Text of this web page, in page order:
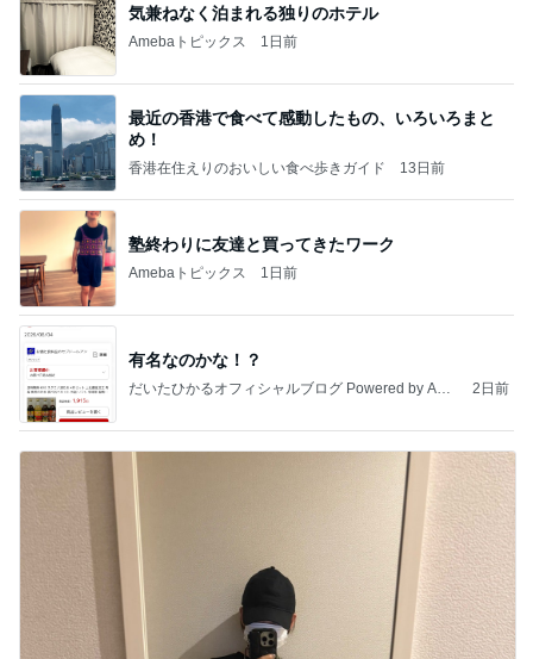
気兼ねなく泊まれる独りのホテル
Amebaトピックス 1日前
最近の香港で食べて感動したもの、いろいろまと
め！
香港在住えりのおいしい食べ歩きガイド 13日前
塾終わりに友達と買ってきたワーク
Amebaトピックス 1日前
有名なのかな！？
だいたひかるオフィシャルブログ Powered by Ame
2日前